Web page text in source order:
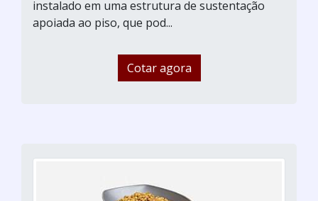
instalado em uma estrutura de sustentação
apoiada ao piso, que pod...
Cotar agora